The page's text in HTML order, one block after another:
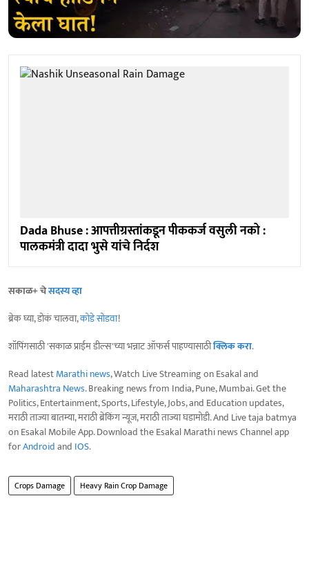
Dada Bhuse : आपत्तीग्रस्तांकडून पीककर्ज वसुली नको :
पालकमंत्री दादा भुसे यांचे निर्दश
सकाळ+ चेसदस्य व्हा
ब्रेक घ्या, डोकं चालवा,कोडे सोडवा!
शॉपिंगसाठी 'सकाळ प्राईम डील्स'च्या भन्नाट ऑफर्स पाहण्यासाठीक्लिक करा.
Read latestMarathi news, Watch Live Streaming on Esakal and
Maharashtra News. Breaking news from India, Pune, Mumbai. Get the
Politics, Entertainment, Sports, Lifestyle, Jobs, and Education updates,
मराठी ताज्या बातम्या, मराठी ब्रेकिंग न्यूज, मराठी ताज्या घडामोडी. And Live taja batmya
on Esakal Mobile App. Download the Esakal Marathi news Channel app
forAndroidand IOS.
Crops Damage Heavy Rain Crop Damage